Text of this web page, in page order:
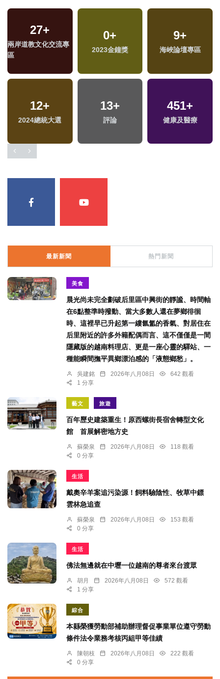
27+
兩岸道教文化交流專
區
0+
2023金鐘獎
9+
海峽論壇專區
12+
2024總統大選
13+
評論
451+
健康及醫療
7+
綜藝
184
藝文
3 +
兩岸佛教文化交流專
319+
旅遊
56+
美食
388+
財經及消費
最新新聞 熱門新聞
美食
晨光尚未完全劃破后里區中興街的靜謐、時間軸
在6點整準時撥動、當大多數人還在夢鄉徘徊
時、這裡早已升起第一縷氤氳的香氣、對居住在
后里附近的許多外籍配偶而言、這不僅僅是一間
隱藏版的越南料理店、更是一座心靈的驛站、一
種能瞬間撫平異鄉漂泊感的「液態鄉愁」。
吳建銘 2026年八月08日
642 觀看
1 分享
藝文 旅遊
百年歷史建築重生！原西螺街長宿舍轉型文化
館 首展解密地方史
蘇榮泉 2026年八月08日
118 觀看
0 分享
生活
戴奧辛羊案追污染源！飼料驗陰性、牧草中鏢
雲林急追查
蘇榮泉 2026年八月08日
153 觀看
0 分享
生活
佛法無邊就在中壢一位越南的尊者來台渡眾
胡月 2026年八月08日
572 觀看
1 分享
綜合
本縣榮獲勞動部補助辦理督促事業單位遵守勞動
條件法令業務考核丙組甲等佳績
陳朝枝 2026年八月08日
222 觀看
0 分享